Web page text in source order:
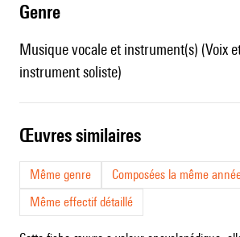
genre
Musique vocale et instrument(s) (Voix
instrument soliste)
œuvres similaires
Même genre
Composées la même
Même effectif détaillé